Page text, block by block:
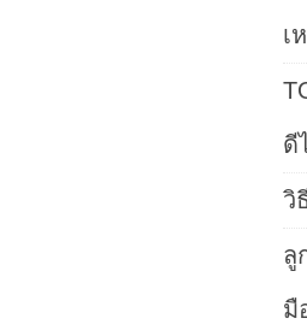
เ
ดี
วิ
ลู
มื